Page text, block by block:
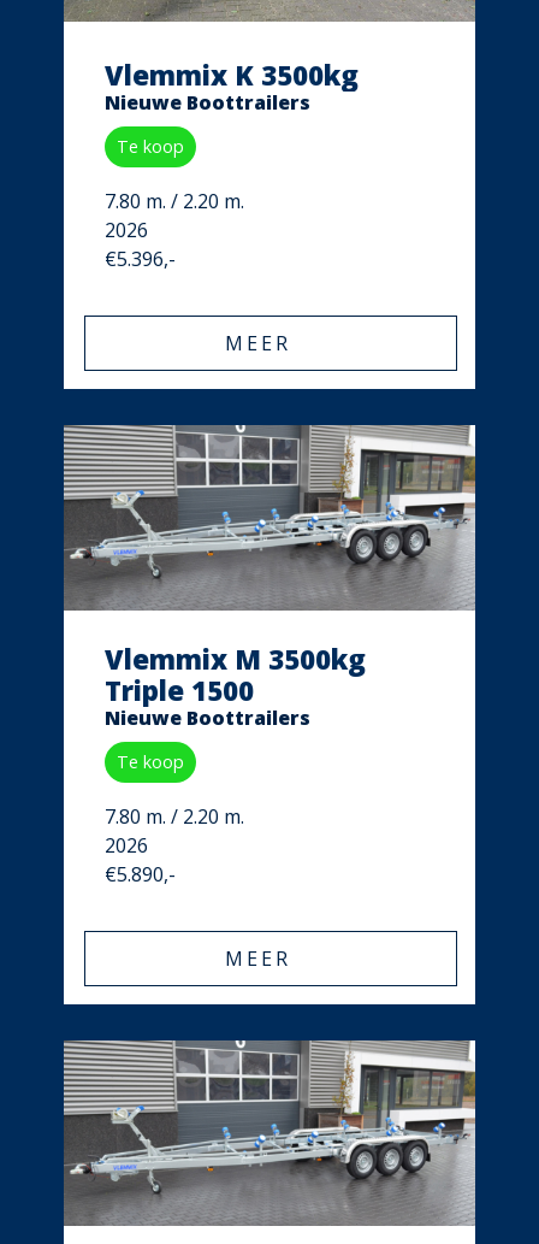
Vlemmix K 3500kg
Nieuwe Boottrailers
Te koop
7.80 m. / 2.20 m.
2026
€5.396,-
MEER
Vlemmix M 3500kg
Triple 1500
Nieuwe Boottrailers
Te koop
7.80 m. / 2.20 m.
2026
€5.890,-
MEER